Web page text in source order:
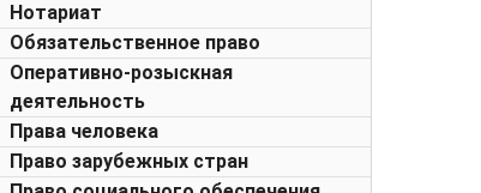
Нотариат
Обязательственное право
Оперативно-розыскная
деятельность
Права человека
Право зарубежных стран